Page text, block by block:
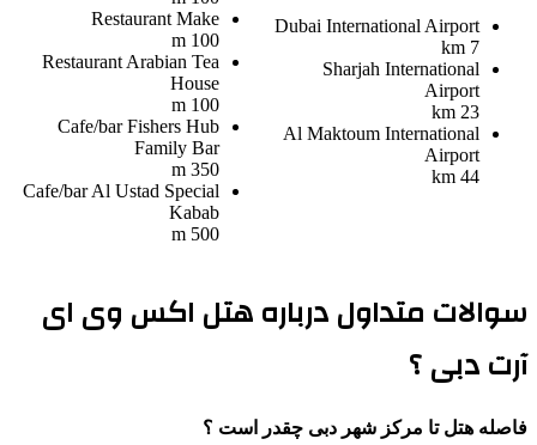
Dubai International Airport
7 km
Sharjah International
Airport
23 km
Al Maktoum International
Airport
44 km
Restaurant Make
100 m
Restaurant Arabian Tea
House
100 m
Cafe/barFishers Hub
Family Bar
350 m
Cafe/barAl Ustad Special
Kabab
500 m
سوالات متداول درباره هتل اکس وی ای
آرت دبی ؟
فاصله هتل تا مرکز شهر دبی چقدر است ؟